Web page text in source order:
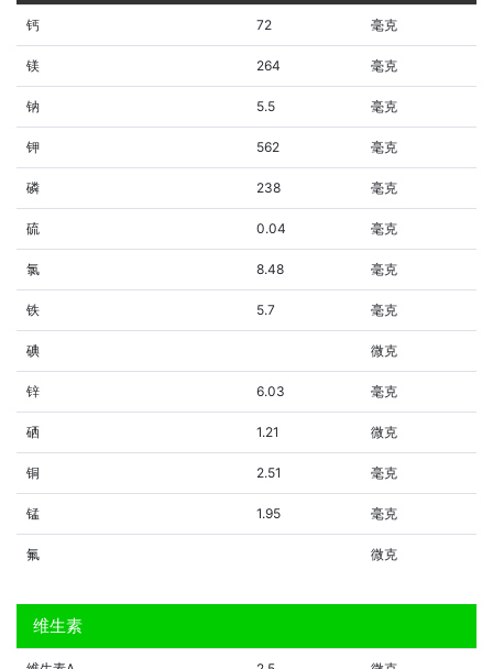
钙 72 毫克
镁 264 毫克
钠 5.5 毫克
钾 562 毫克
磷 238 毫克
硫 0.04 毫克
氯 8.48 毫克
铁 5.7 毫克
碘 微克
锌 6.03 毫克
硒 1.21 微克
铜 2.51 毫克
锰 1.95 毫克
氟 微克
维生素